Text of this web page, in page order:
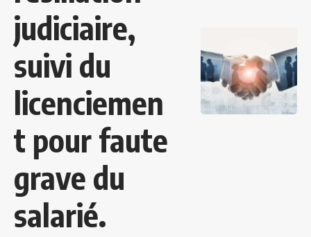
judiciaire,
suivi du
licenciemen
t pour faute
grave du
salarié.